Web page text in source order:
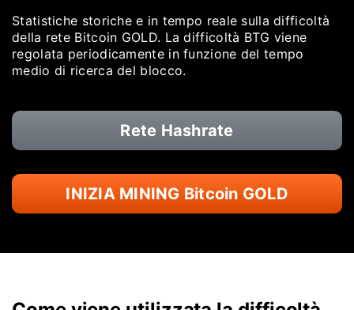
Statistiche storiche e in tempo reale sulla difficoltà
della rete Bitcoin GOLD. La difficoltà BTG viene
regolata periodicamente in funzione del tempo
medio di ricerca del blocco.
Rete Hashrate
INIZIA MINING Bitcoin GOLD